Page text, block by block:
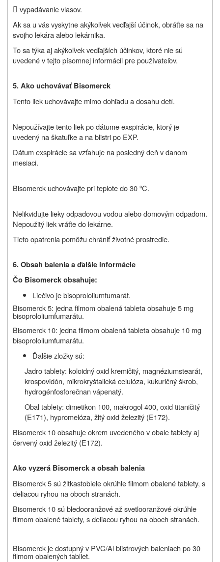
 vypadávanie vlasov.
Ak sa u vás vyskytne akýkoľvek vedľajší účinok, obráťte sa na
svojho lekára alebo lekárnika.
To sa týka aj akýkoľvek vedľajších účinkov, ktoré nie sú
uvedené v tejto písomnej informácii pre používateľov.
5. Ako uchovávať Bisomerck
Tento liek uchovávajte mimo dohľadu a dosahu detí.
Nepoužívajte tento liek po dátume exspirácie, ktorý je
uvedený na škatuľke a na blistri po EXP.
Dátum exspirácie sa vzťahuje na posledný deň v danom
mesiaci.
Bisomerck uchovávajte pri teplote do 30 ºC.
Nelikvidujte lieky odpadovou vodou alebo domovým odpadom.
Nepoužitý liek vráťte do lekárne.
Tieto opatrenia pomôžu chrániť životné prostredie.
6. Obsah balenia a ďalšie informácie
Čo Bisomerck obsahuje:
Liečivo je bisoprololiumfumarát.
Bisomerck 5: jedna filmom obalená tableta obsahuje 5 mg
bisoprololiumfumarátu.
Bisomerck 10: jedna filmom obalená tableta obsahuje 10 mg
bisoprololiumfumarátu.
Ďalšie zložky sú:
Jadro tablety: koloidný oxid kremičitý, magnéziumstearát,
krospovidón, mikrokryštalická celulóza, kukuričný škrob,
hydrogénfosforečnan vápenatý.
Obal tablety: dimetikon 100, makrogol 400, oxid titaničitý
(E171), hypromelóza, žltý oxid železitý (E172).
Bisomerck 10 obsahuje okrem uvedeného v obale tablety aj
červený oxid železitý (E172).
Ako vyzerá Bisomerck a obsah balenia
Bisomerck 5 sú žltkastobiele okrúhle filmom obalené tablety, s
deliacou ryhou na oboch stranách.
Bisomerck 10 sú bledooranžové až svetlooranžové okrúhle
filmom obalené tablety, s deliacou ryhou na oboch stranách.
Bisomerck je dostupný v PVC/Al blistrových baleniach po 30
filmom obalených tabliet.